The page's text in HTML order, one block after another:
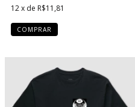
12 x de R$11,81
COMPRAR